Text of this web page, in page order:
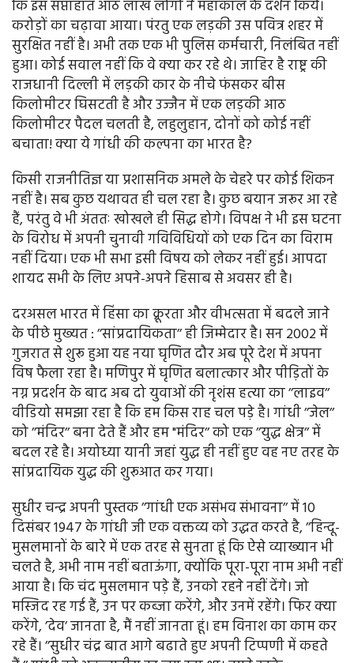
कि इस सप्ताहांत आठ लाख लोगों ने महाकाल के दर्शन किये।
करोड़ों का चढ़ावा आया। पंरतु एक लड़की उस पवित्र शहर में
सुरक्षित नहीं है। अभी तक एक भी पुलिस कर्मचारी, निलंबित नहीं
हुआ। कोई सवाल नहीं कि वे क्या कर रहे थे। जाहिर है राष्ट्र की
राजधानी दिल्ली में लड़की कार के नीचे फंसकर बीस
किलोमीटर घिसटती है और उज्जैन में एक लड़की आठ
किलोमीटर पैदल चलती है, लहुलुहान, दोनों को कोई नहीं
बचाता! क्या ये गांधी की कल्पना का भारत है?
किसी राजनीतिज्ञ या प्रशासनिक अमले के चेहरे पर कोई शिकन
नहीं है। सब कुछ यथावत ही चल रहा है। कुछ बयान जरूर आ रहे
हैं, परंतु वे भी अंततः खोखले ही सिद्ध होगे। विपक्ष ने भी इस घटना
के विरोध में अपनी चुनावी गविविधियों को एक दिन का विराम
नहीं दिया। एक भी सभा इसी विषय को लेकर नहीं हुई। आपदा
शायद सभी के लिए अपने-अपने हिसाब से अवसर ही है।
दरअसल भारत में हिंसा का क्रूरता और वीभत्सता में बदले जाने
के पीछे मुख्यत : ’’सांप्रदायिकता’’ ही जिम्मेदार है। सन 2002 में
गुजरात से शुरू हुआ यह नया घृणित दौर अब पूरे देश में अपना
विष फैला रहा है। मणिपुर में घृणित बलात्कार और पीड़ितों के
नग्न प्रदर्शन के बाद अब दो युवाओं की नृशंस हत्या का ’’लाइव’’
वीडियो समझा रहा है कि हम किस राह चल पड़े है। गांधी ’’जेल’’
को ’’मंदिर’’ बना देते हैं और हम "मंदिर’’ को एक ’’युद्ध क्षेत्र’’ में
बदल रहे है। अयोध्या यानी जहां युद्ध ही नहीं हुए वह नए तरह के
सांप्रदायिक युद्ध की शुरूआत कर गया।
सुधीर चन्द्र अपनी पुस्तक ’’गांधी एक असंभव संभावना’’ में 10
दिसंबर 1947 के गांधी जी एक वक्तव्य को उद्धत करते है, ’’हिन्दू-
मुसलमानों के बारे में एक तरह से सुनता हूं कि ऐसे व्याख्यान भी
चलते है, अभी नाम नहीं बताऊंगा, क्योंकि पूरा-पूरा नाम अभी नहीं
आया है। कि चंद मुसलमान पड़े हैं, उनको रहने नहीं देंगे। जो
मस्जिद रह गई हैं, उन पर कब्जा करेंगे, और उनमें रहेंगे। फिर क्या
करेंगे, ’देव’ जानता है, मैं नहीं जानता हूं। हम विनाश का काम कर
रहे हैं। ’’सुधीर चंद्र बात आगे बढाते हुए अपनी टिप्पणी में कहते